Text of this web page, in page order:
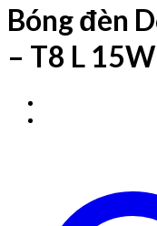
Bóng đèn
– T8 L